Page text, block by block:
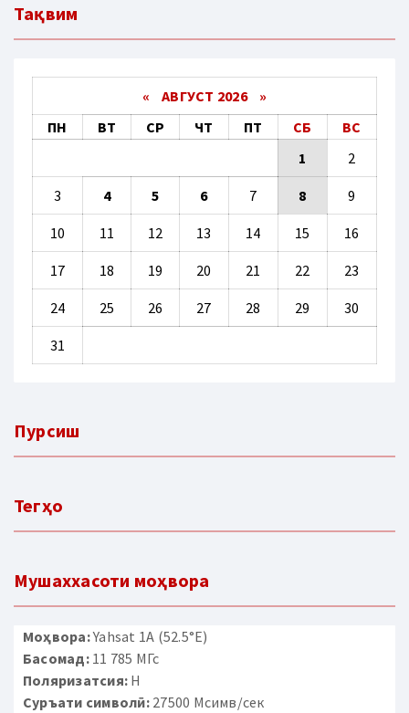
Тақвим
« АВГУСТ 2026 »
ПН
ВТ СР ЧТ ПТ СБ
ВС
1
2
3 4 5 6 7 8 9
10 11 12 13 14 15 16
17 18 19 20 21 22 23
24 25 26 27 28 29 30
31
Пурсиш
Тегҳо
Мушаххасоти моҳвора
Моҳвора:Yahsat 1A (52.5°E)
Басомад:11 785 МГс
Поляризатсия: H
Суръати символӣ:27500 Мсимв/сек